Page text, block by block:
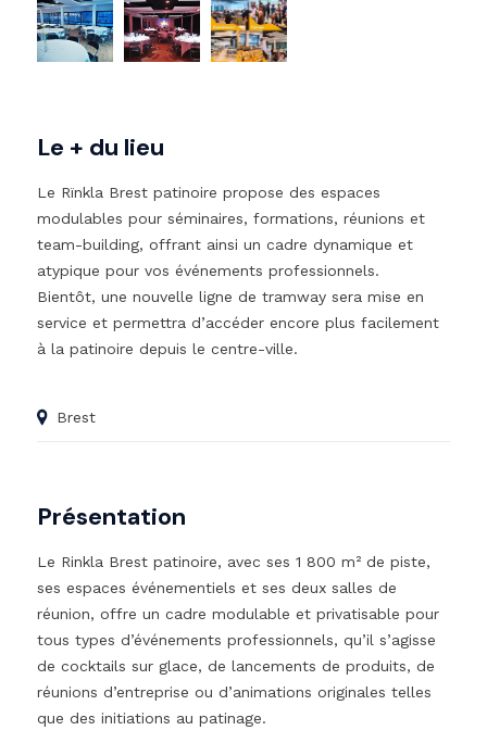
Le + du lieu
Le Rïnkla Brest patinoire propose des espaces
modulables pour séminaires, formations, réunions et
team-building, offrant ainsi un cadre dynamique et
atypique pour vos événements professionnels.
Bientôt, une nouvelle ligne de tramway sera mise en
service et permettra d’accéder encore plus facilement
à la patinoire depuis le centre-ville.
Brest
Présentation
Le Rinkla Brest patinoire, avec ses 1 800 m² de piste,
ses espaces événementiels et ses deux salles de
réunion, offre un cadre modulable et privatisable pour
tous types d’événements professionnels, qu’il s’agisse
de cocktails sur glace, de lancements de produits, de
réunions d’entreprise ou d’animations originales telles
que des initiations au patinage.